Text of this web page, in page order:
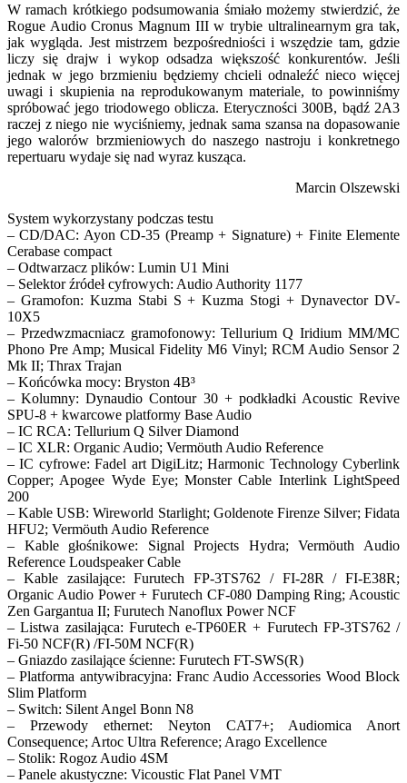
W ramach krótkiego podsumowania śmiało możemy stwierdzić, że
Rogue Audio Cronus Magnum III w trybie ultralinearnym gra tak,
jak wygląda. Jest mistrzem bezpośredniości i wszędzie tam, gdzie
liczy się drajw i wykop odsadza większość konkurentów. Jeśli
jednak w jego brzmieniu będziemy chcieli odnaleźć nieco więcej
uwagi i skupienia na reprodukowanym materiale, to powinniśmy
spróbować jego triodowego oblicza. Eteryczności 300B, bądź 2A3
raczej z niego nie wyciśniemy, jednak sama szansa na dopasowanie
jego walorów brzmieniowych do naszego nastroju i konkretnego
repertuaru wydaje się nad wyraz kusząca.
Marcin Olszewski
System wykorzystany podczas testu
– CD/DAC: Ayon CD-35 (Preamp + Signature) + Finite Elemente
Cerabase compact
– Odtwarzacz plików: Lumin U1 Mini
– Selektor źródeł cyfrowych: Audio Authority 1177
– Gramofon: Kuzma Stabi S + Kuzma Stogi + Dynavector DV-
10X5
– Przedwzmacniacz gramofonowy: Tellurium Q Iridium MM/MC
Phono Pre Amp; Musical Fidelity M6 Vinyl; RCM Audio Sensor 2
Mk II; Thrax Trajan
– Końcówka mocy: Bryston 4B³
– Kolumny: Dynaudio Contour 30 + podkładki Acoustic Revive
SPU-8 + kwarcowe platformy Base Audio
– IC RCA: Tellurium Q Silver Diamond
– IC XLR: Organic Audio; Vermöuth Audio Reference
– IC cyfrowe: Fadel art DigiLitz; Harmonic Technology Cyberlink
Copper; Apogee Wyde Eye; Monster Cable Interlink LightSpeed
200
– Kable USB: Wireworld Starlight; Goldenote Firenze Silver; Fidata
HFU2; Vermöuth Audio Reference
– Kable głośnikowe: Signal Projects Hydra; Vermöuth Audio
Reference Loudspeaker Cable
– Kable zasilające: Furutech FP-3TS762 / FI-28R / FI-E38R;
Organic Audio Power + Furutech CF-080 Damping Ring; Acoustic
Zen Gargantua II; Furutech Nanoflux Power NCF
– Listwa zasilająca: Furutech e-TP60ER + Furutech FP-3TS762 /
Fi-50 NCF(R) /FI-50M NCF(R)
– Gniazdo zasilające ścienne: Furutech FT-SWS(R)
– Platforma antywibracyjna: Franc Audio Accessories Wood Block
Slim Platform
– Switch: Silent Angel Bonn N8
– Przewody ethernet: Neyton CAT7+; Audiomica Anort
Consequence; Artoc Ultra Reference; Arago Excellence
– Stolik: Rogoz Audio 4SM
– Panele akustyczne: Vicoustic Flat Panel VMT